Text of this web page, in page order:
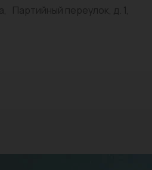
Партийный переулок, д. 1,